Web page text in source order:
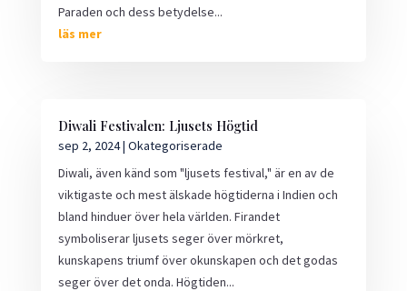
Paraden och dess betydelse...
läs mer
Diwali Festivalen: Ljusets Högtid
sep 2, 2024| Okategoriserade
Diwali, även känd som "ljusets festival," är en av de
viktigaste och mest älskade högtiderna i Indien och
bland hinduer över hela världen. Firandet
symboliserar ljusets seger över mörkret,
kunskapens triumf över okunskapen och det godas
seger över det onda. Högtiden...